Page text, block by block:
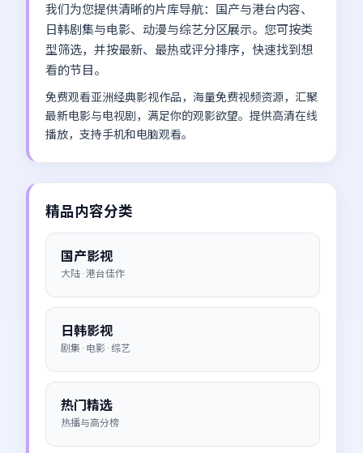
我们为您提供清晰的片库导航：国产与港台内容、
日韩剧集与电影、动漫与综艺分区展示。您可按类
型筛选，并按最新、最热或评分排序，快速找到想
看的节目。
免费观看亚洲经典影视作品，海量免费视频资源，汇聚
最新电影与电视剧，满足你的观影欲望。提供高清在线
播放，支持手机和电脑观看。
精品内容分类
国产影视
大陆 · 港台佳作
日韩影视
剧集 · 电影 · 综艺
热门精选
热播与高分榜